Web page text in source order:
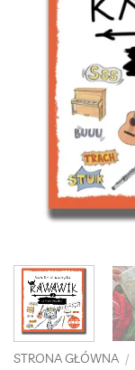
STRONA GŁÓWNA /